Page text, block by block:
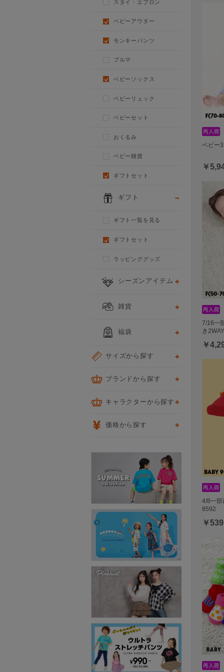
ベビー
￥
7/16一
き
￥
4/8一部
8592
￥539
スタイ・エプロン
ベビーアウター
モンキーパンツ
ブルマ
ベビーソックス
ベビーリュック
ベビーセット
おくるみ
ベビー雑貨
ギフトセット
ギフト
ギフト一覧を見る
ギフトセット
ラッピンググッズ
シーズンアイテム
雑貨
福袋
サイズから探す
ブランドから探す
キャラクターから探す
価格から探す